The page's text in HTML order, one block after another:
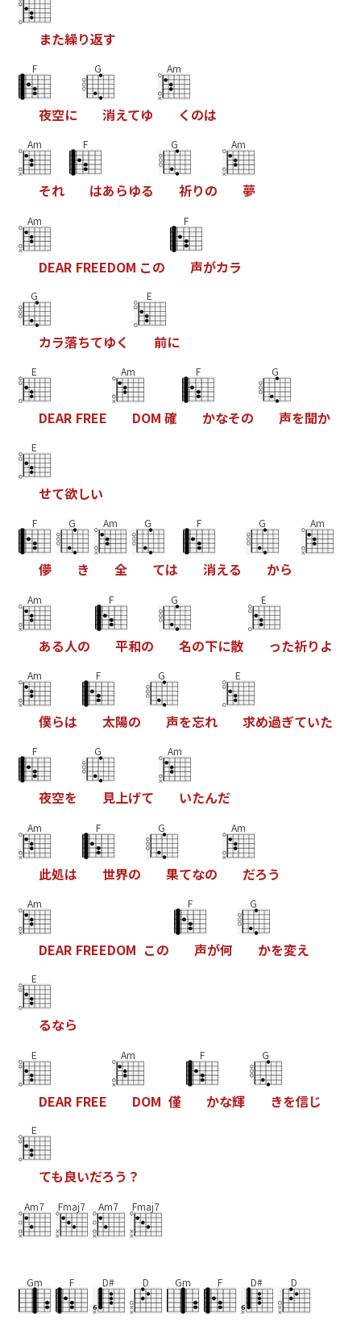
また繰り返す
F
夜空に
G
消えてゆ
Am
く のは
Am
それ
F
はあらゆる
G
祈りの
Am
夢
Am
DEAR FREEDOM この
F
声がカラ
G
カラ落ちてゆく
E
前に
E
DEAR FREE
Am
DOM 確
F
かなその
G
声を聞か
E
せて欲しい
F
儚
G
き
Am
全
G
ては
F
消える
G
から
Am
Am
ある人の
F
平和の
G
名の下に散
E
った祈り よ
Am
僕らは
F
太陽の
G
声を忘れ
E
求め過ぎていた
F
夜空を
G
見上げて
Am
いたんだ
Am
此処は
F
世界の
G
果てなの
Am
だろう
Am
DEAR FREEDOM この
F
声が何
G
かを変え
E
るなら
E
DEAR FREE
Am
DOM 僅
F
かな輝
G
きを信じ
E
ても良いだろう ？
Am7 Fmaj7 Am7 Fmaj7
Gm F D# D Gm F D# D